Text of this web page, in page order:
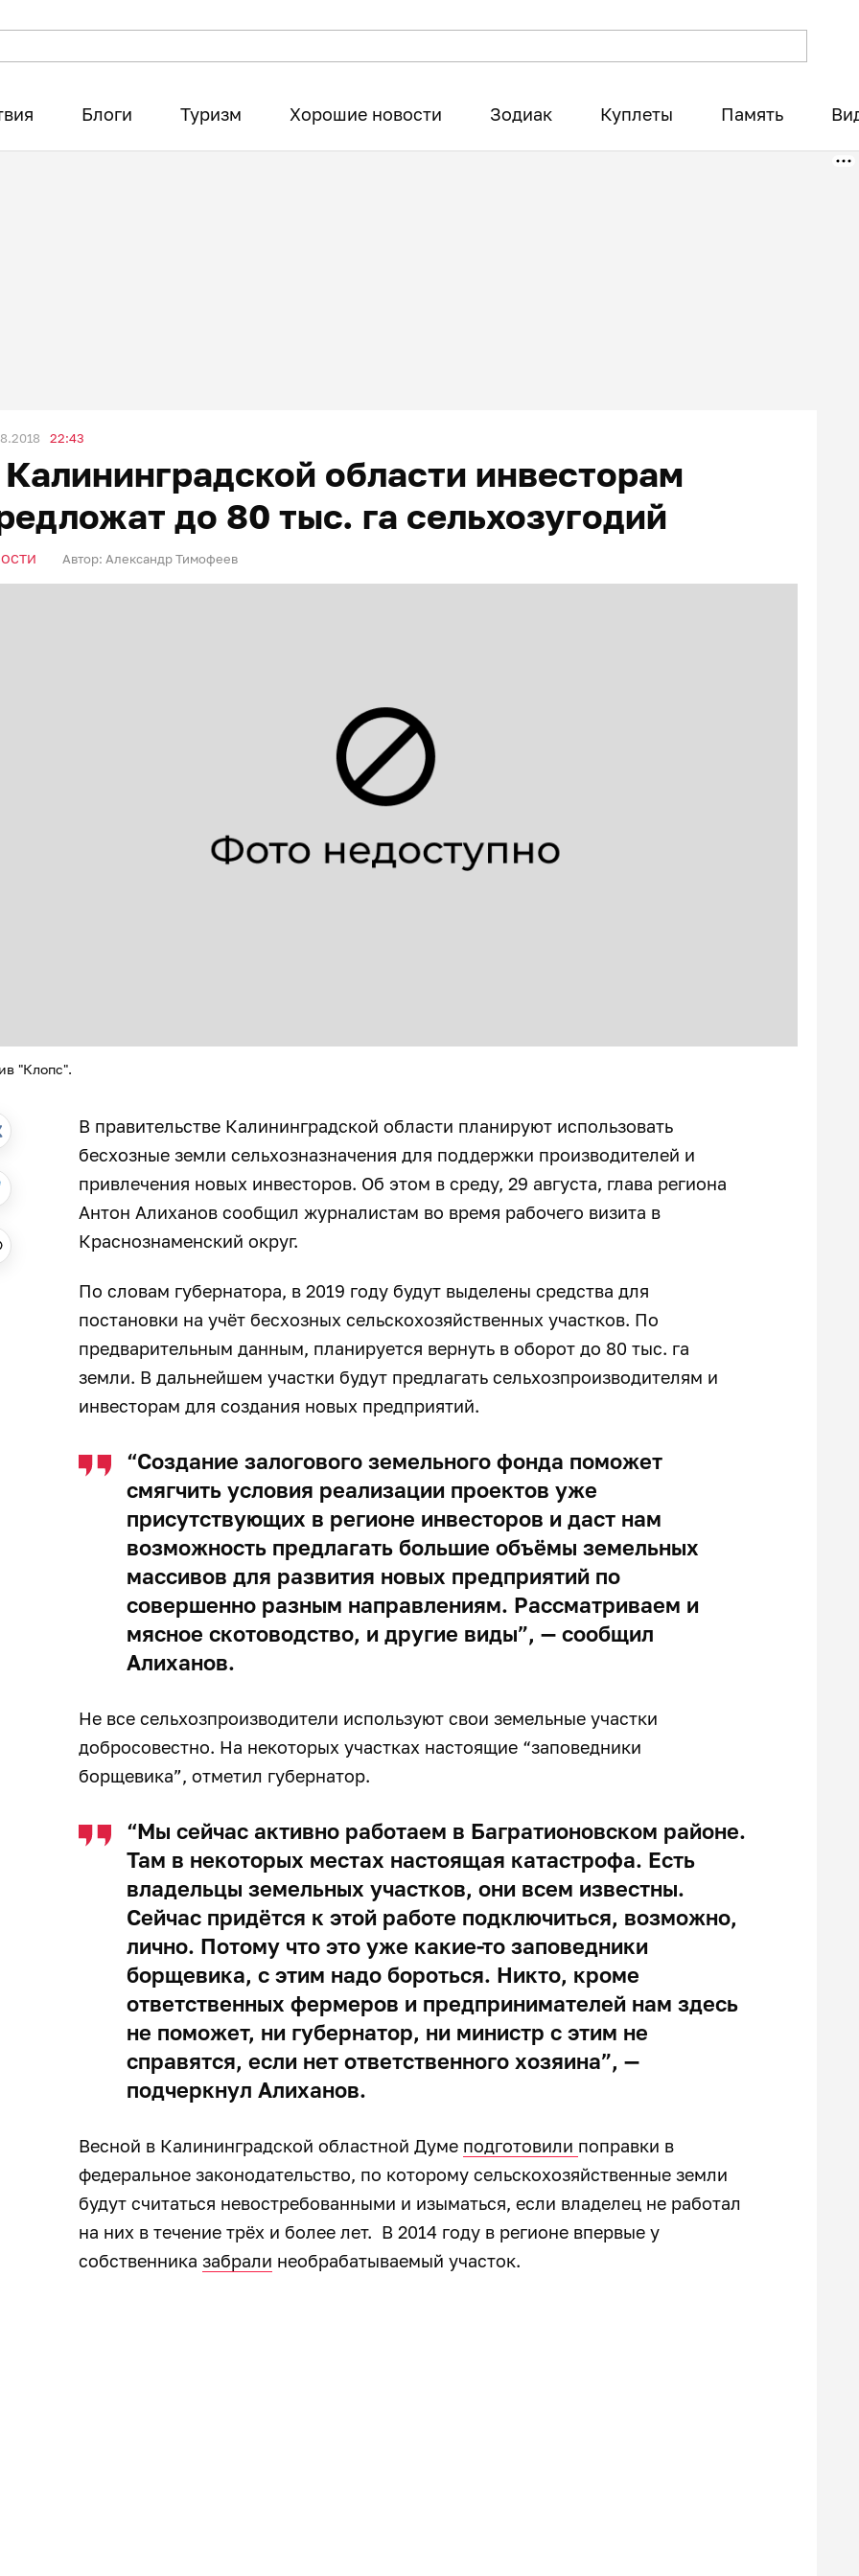
Блоги Туризм Хорошие новости Зодиак Куплеты Память
22:43
области инвесторам
до 80 тыс. га сельхозугодий
Автор: Александр Тимофеев
"Клопс".
В правительстве Калининградской области планируют использовать
бесхозные земли сельхозназначения для поддержки производителей и
привлечения новых инвесторов. Об этом в среду, 29 августа, глава региона
Антон Алиханов сообщил журналистам во время рабочего визита в
Краснознаменский округ.
По словам губернатора, в 2019 году будут выделены средства для
постановки на учёт бесхозных сельскохозяйственных участков. По
предварительным данным, планируется вернуть в оборот до 80 тыс. га
земли. В дальнейшем участки будут предлагать сельхозпроизводителям и
инвесторам для создания новых предприятий.
“Создание залогового земельного фонда поможет
смягчить условия реализации проектов уже
присутствующих в регионе инвесторов и даст нам
возможность предлагать большие объёмы земельных
массивов для развития новых предприятий по
совершенно разным направлениям. Рассматриваем и
мясное скотоводство, и другие виды”, — сообщил
Алиханов.
Не все сельхозпроизводители используют свои земельные участки
добросовестно. На некоторых участках настоящие “заповедники
борщевика”, отметил губернатор.
“Мы сейчас активно работаем в Багратионовском районе.
Там в некоторых местах настоящая катастрофа. Есть
владельцы земельных участков, они всем известны.
Сейчас придётся к этой работе подключиться, возможно,
лично. Потому что это уже какие-то заповедники
борщевика, с этим надо бороться. Никто, кроме
ответственных фермеров и предпринимателей нам здесь
не поможет, ни губернатор, ни министр с этим не
справятся, если нет ответственного хозяина”, —
подчеркнул Алиханов.
Весной в Калининградской областной Думе подготовили поправки в
федеральное законодательство, по которому сельскохозяйственные земли
будут считаться невостребованными и изыматься, если владелец не работал
на них в течение трёх и более лет. В 2014 году в регионе впервые у
собственника забрали необрабатываемый участок.